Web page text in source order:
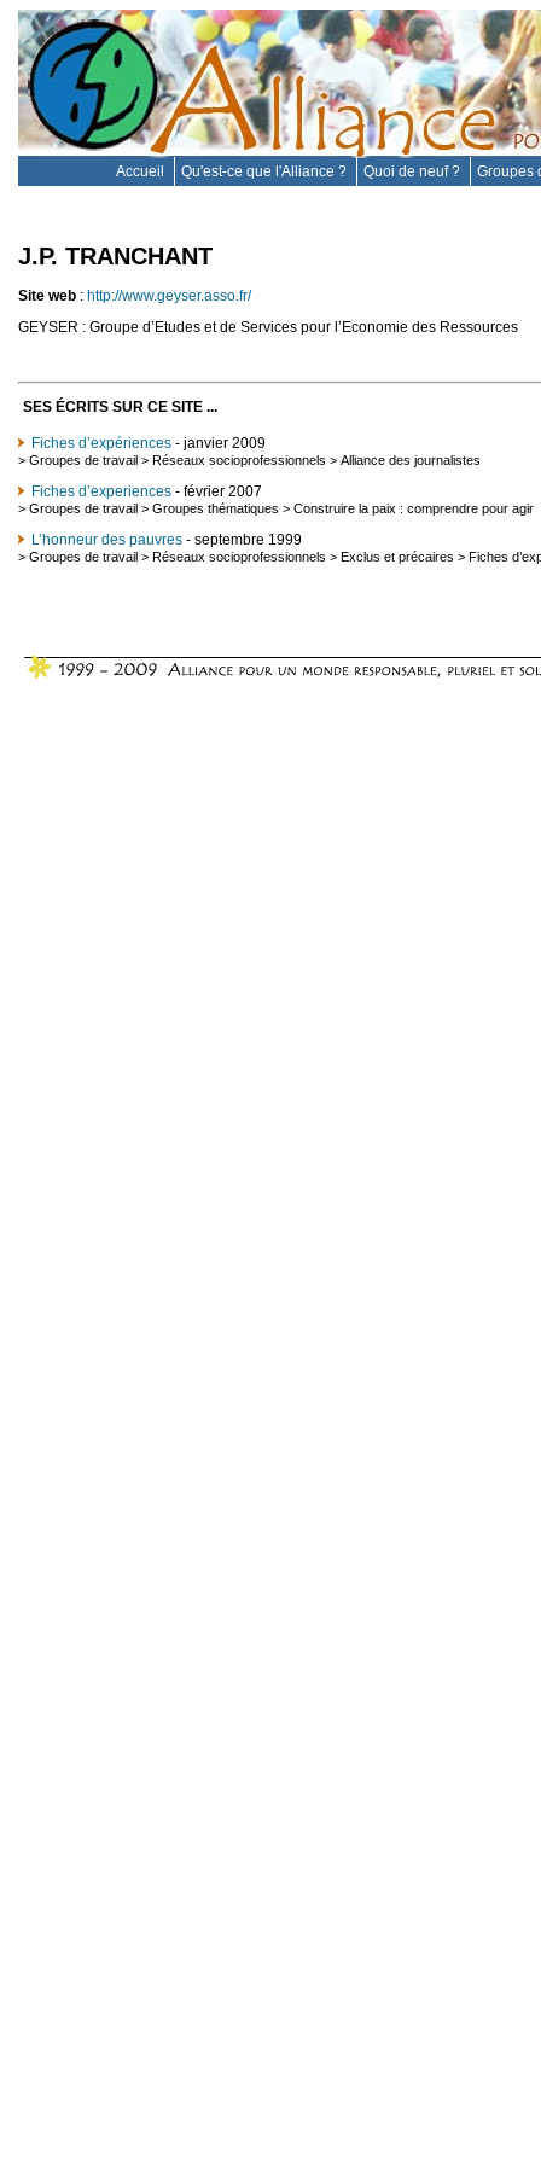
Accueil Qu'est-ce que l'Alliance ? Quoi de neuf ? Groupes
J.P. TRANCHANT
Site web : http://www.geyser.asso.fr/
GEYSER : Groupe d’Etudes et de Services pour l’Economie des Ressources
SES ÉCRITS SUR CE SITE ...
Fiches d’expériences - janvier 2009
> Groupes de travail > Réseaux socioprofessionnels > Alliance des journalistes
Fiches d’experiences - février 2007
> Groupes de travail > Groupes thématiques > Construire la paix : comprendre pour agir
L’honneur des pauvres - septembre 1999
> Groupes de travail > Réseaux socioprofessionnels > Exclus et précaires > Fiches